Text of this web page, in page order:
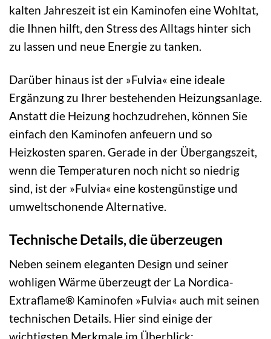
kalten Jahreszeit ist ein Kaminofen eine Wohltat,
die Ihnen hilft, den Stress des Alltags hinter sich
zu lassen und neue Energie zu tanken.
Darüber hinaus ist der »Fulvia« eine ideale
Ergänzung zu Ihrer bestehenden Heizungsanlage.
Anstatt die Heizung hochzudrehen, können Sie
einfach den Kaminofen anfeuern und so
Heizkosten sparen. Gerade in der Übergangszeit,
wenn die Temperaturen noch nicht so niedrig
sind, ist der »Fulvia« eine kostengünstige und
umweltschonende Alternative.
Technische Details, die überzeugen
Neben seinem eleganten Design und seiner
wohligen Wärme überzeugt der La Nordica-
Extraflame® Kaminofen »Fulvia« auch mit seinen
technischen Details. Hier sind einige der